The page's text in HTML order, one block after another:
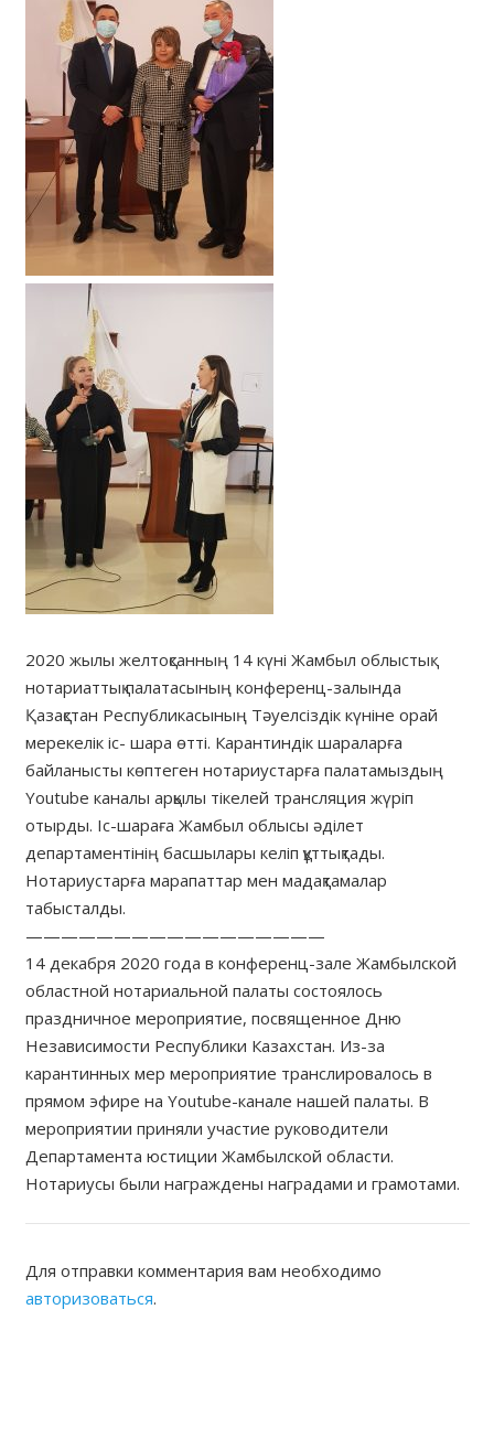
2020 жылы желтоқсанның 14 күні Жамбыл облыстық
нотариаттық палатасының конференц-залында
Қазақстан Республикасының Тәуелсіздік күніне орай
мерекелік іс- шара өтті. Карантиндік шараларға
байланысты көптеген нотариустарға палатамыздың
Youtube каналы арқылы тікелей трансляция жүріп
отырды. Іс-шараға Жамбыл облысы әділет
департаментінің басшылары келіп құттықтады.
Нотариустарға марапаттар мен мадақтамалар
табысталды.
—————————————————
14 декабря 2020 года в конференц-зале Жамбылской
областной нотариальной палаты состоялось
праздничное мероприятие, посвященное Дню
Независимости Республики Казахстан. Из-за
карантинных мер мероприятие транслировалось в
прямом эфире на Youtube-канале нашей палаты. В
мероприятии приняли участие руководители
Департамента юстиции Жамбылской области.
Нотариусы были награждены наградами и грамотами.
Для отправки комментария вам необходимо
авторизоваться.